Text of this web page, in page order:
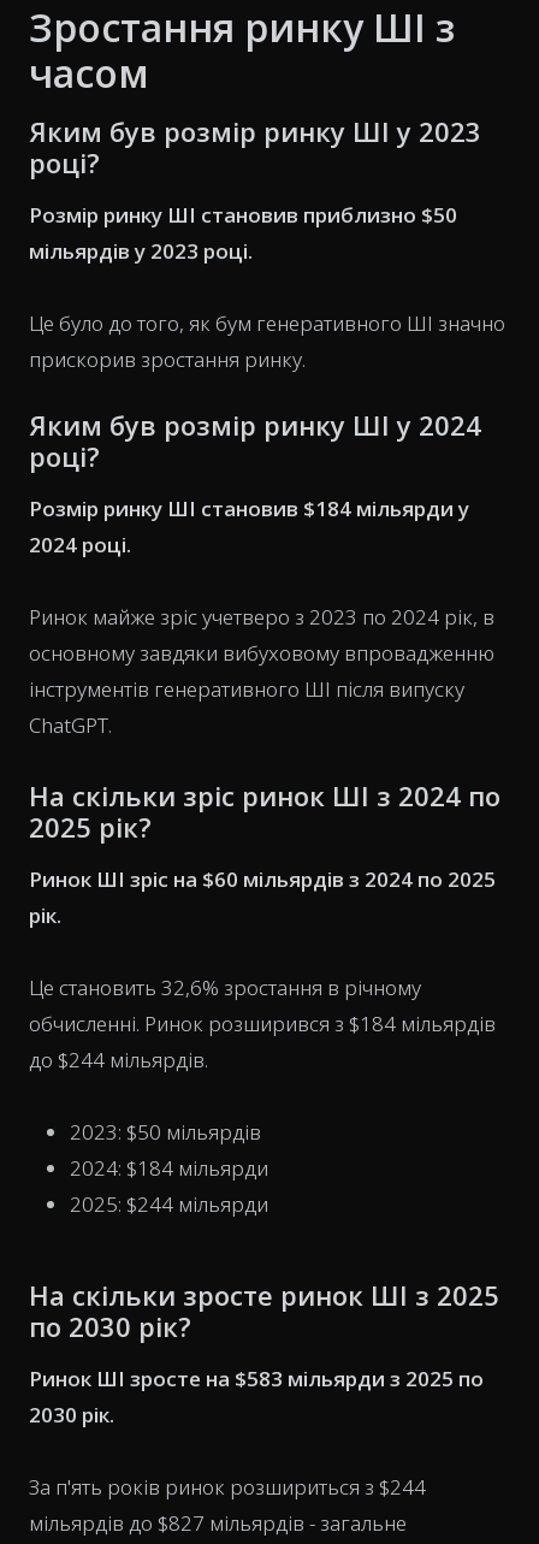
Зростання ринку ШІ з
часом
Яким був розмір ринку ШІ у 2023
році?
Розмір ринку ШІ становив приблизно $50
мільярдів у 2023 році.
Це було до того, як бум генеративного ШІ значно
прискорив зростання ринку.
Яким був розмір ринку ШІ у 2024
році?
Розмір ринку ШІ становив $184 мільярди у
2024 році.
Ринок майже зріс учетверо з 2023 по 2024 рік, в
основному завдяки вибуховому впровадженню
інструментів генеративного ШІ після випуску
ChatGPT.
На скільки зріс ринок ШІ з 2024 по
2025 рік?
Ринок ШІ зріс на $60 мільярдів з 2024 по 2025
рік.
Це становить 32,6% зростання в річному
обчисленні. Ринок розширився з $184 мільярдів
до $244 мільярдів.
2023: $50 мільярдів
2024: $184 мільярди
2025: $244 мільярди
На скільки зросте ринок ШІ з 2025
по 2030 рік?
Ринок ШІ зросте на $583 мільярди з 2025 по
2030 рік.
За п'ять років ринок розшириться з $244
мільярдів до $827 мільярдів - загальне